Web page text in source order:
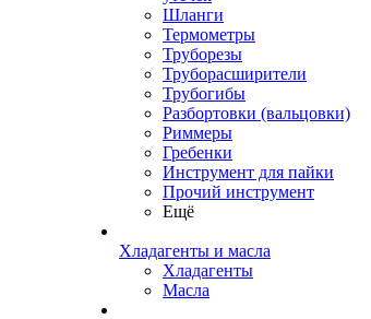
Шланги
Термометры
Труборезы
Труборасширители
Трубогибы
Разбортовки (вальцовки)
Риммеры
Гребенки
Инструмент для пайки
Прочий инструмент
Ещё
Хладагенты и масла
Хладагенты
Масла